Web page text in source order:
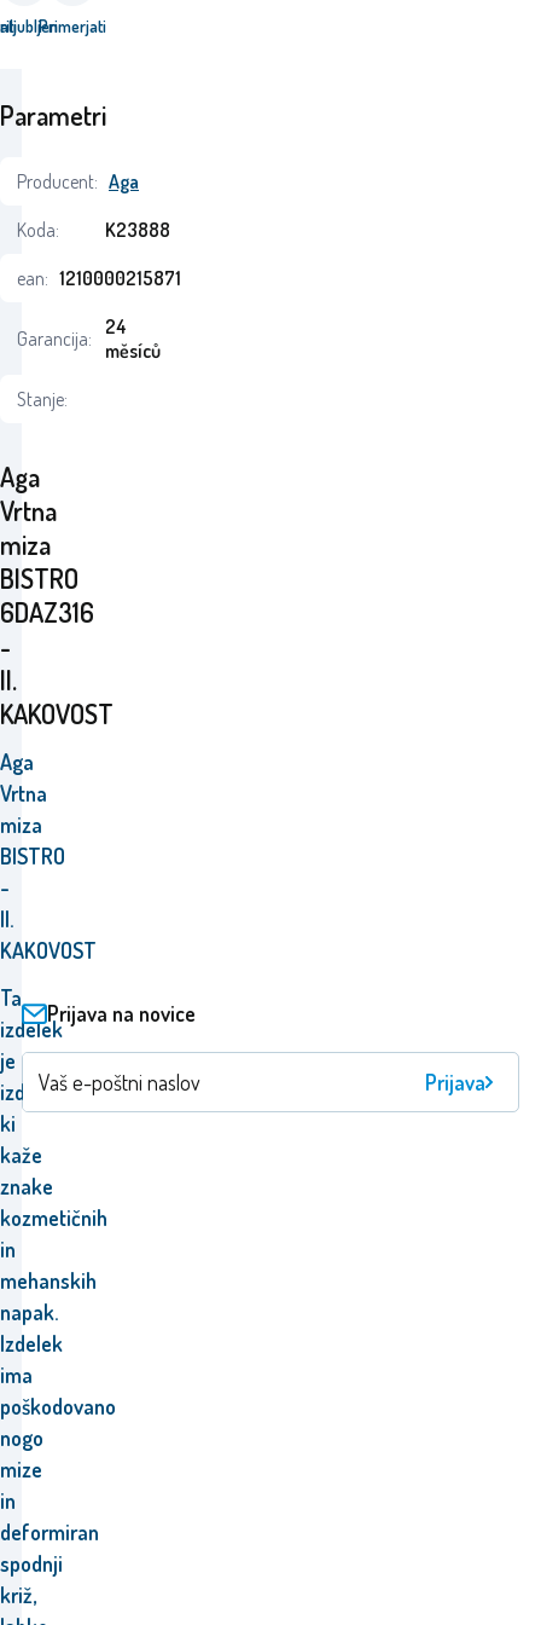
Primerjati
Aga
Vrtna
miza
BISTRO
6DAZ316
-
II.
KAKOVOST
Aga
Vrtna
miza
BISTRO
-
II.
KAKOVOST
Ta
izdelek
je
izdelek,
ki
kaže
znake
kozmetičnih
in
mehanskih
napak.
Izdelek
ima
poškodovano
nogo
mize
in
deformiran
spodnji
križ,
Parametri
Producent: Aga
Koda:
K23888
ean: 1210000215871
Garancija:
24
měsíců
Stanje:
Prijava na novice
Prijava